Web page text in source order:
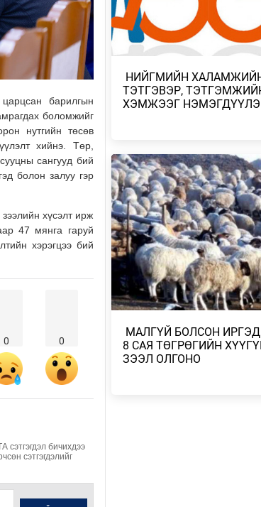
барилгын
боломжийг
нутгийн төсөв
хийнэ. Төр,
сангууд бий
болон залуу гэр
хүсэлт ирж
47 мянга гаруй
хэрэгцээ бий
0 0
сэтгэгдэл бичихдээ
сэтгэгдэлийг
2026/08/05
НАЙМДУГААР САРЫН 15-НЫ
ЕСДҮГЭЭР САРЫН 12-НЫГ
ТЭГШ, СОНДГ…
2026/08/05
2026/08/05
НИЙТИЙН АЛБАН ТУШААЛТНЫ
БУС ХӨРӨНГИЙГ ХУРААХ
ТӨСӨЛ БОЛОВ…
2026/08/04
ЭХ БАЙГАЛЬ, ГАЗАР ШОРОО
ШИМИЙГ НЬ ХҮРТЭХ КОП17
2026/08/04
МОНГОЛБАНК 7 ДУГААР САРД
ҮНЭТ МЕТАЛЛ ХУДАЛДАН
2026/08/04
НИЙГМИЙН
ТЭТГЭВЭР,
ХЭМЖЭЭГ
МАЛГҮЙ БОЛСОН
8 САЯ ТӨГРӨГИЙН
ЗЭЭЛ ОЛГОНО